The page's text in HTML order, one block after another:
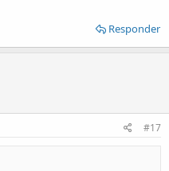
Responder
#17